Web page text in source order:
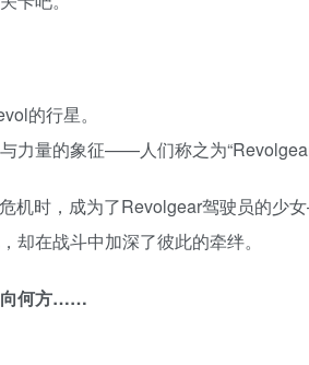
的行星。
力量的象征——人们称之为
机时，成为了Revolgear驾驶员的少
却在战斗中加深了彼此的牵绊。
向何方……